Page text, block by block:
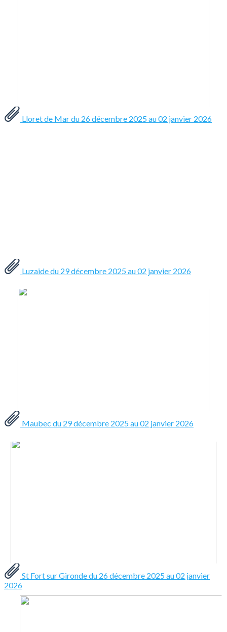
Lloret de Mar du 26 décembre 2025 au 02 janvier 2026
Luzaide du 29 décembre 2025 au 02 janvier 2026
Maubec du 29 décembre 2025 au 02 janvier 2026
St Fort sur Gironde du 26 décembre 2025 au 02 janvier
2026